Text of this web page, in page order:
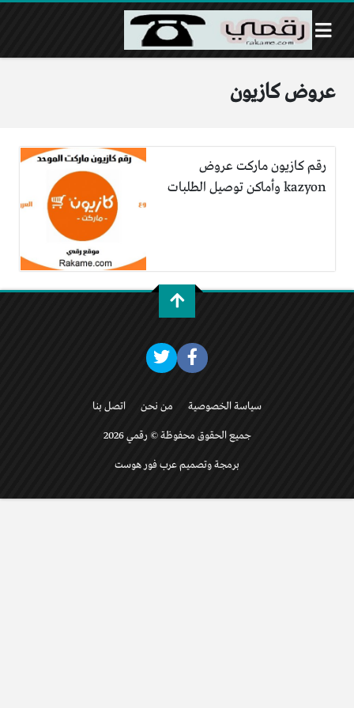
عروض كازيون
رقم كازيون ماركت عروض
kazyon وأماكن توصيل الطلبات
سياسة الخصوصية من نحن اتصل بنا
جميع الحقوق محفوظة © رقمي 2026
برمجة وتصميم عرب فور هوست